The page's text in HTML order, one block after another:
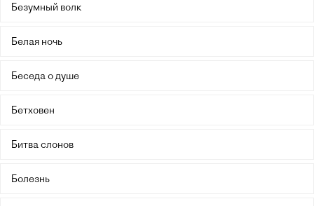
Безумный волк
Белая ночь
Беседа о душе
Бетховен
Битва слонов
Болезнь